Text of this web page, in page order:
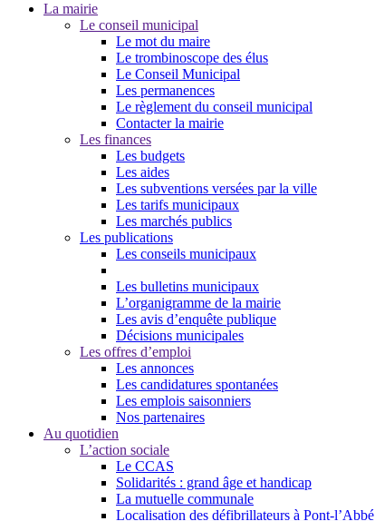
La mairie
Le conseil municipal
Le mot du maire
Le trombinoscope des élus
Le Conseil Municipal
Les permanences
Le règlement du conseil municipal
Contacter la mairie
Les finances
Les budgets
Les aides
Les subventions versées par la ville
Les tarifs municipaux
Les marchés publics
Les publications
Les conseils municipaux
Les bulletins municipaux
L’organigramme de la mairie
Les avis d’enquête publique
Décisions municipales
Les offres d’emploi
Les annonces
Les candidatures spontanées
Les emplois saisonniers
Nos partenaires
Au quotidien
L’action sociale
Le CCAS
Solidarités : grand âge et handicap
La mutuelle communale
Localisation des défibrillateurs à Pont-l’Abbé